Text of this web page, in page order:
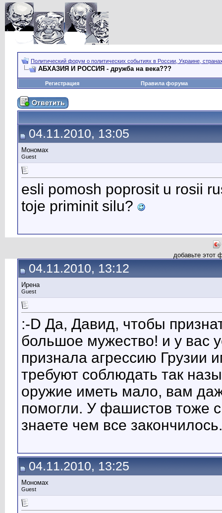
Политический форум о политических событиях в России, Украине,
АБХАЗИЯ И РОССИЯ - дружба на века???
Регистрация Правила форума
04.11.2010, 13:05
Мономах
Guest
esli pomosh poprosit u rosii
toje priminit silu?
добавьте этот
04.11.2010, 13:12
Ирена
Guest
:-D Да, Давид, чтобы
большое мужество! и у вас
признала агрессию Грузии
требуют соблюдать так
оружие иметь мало, вам
помогли. У фашистов тоже
знаете чем все закончилось.
04.11.2010, 13:25
Мономах
Guest